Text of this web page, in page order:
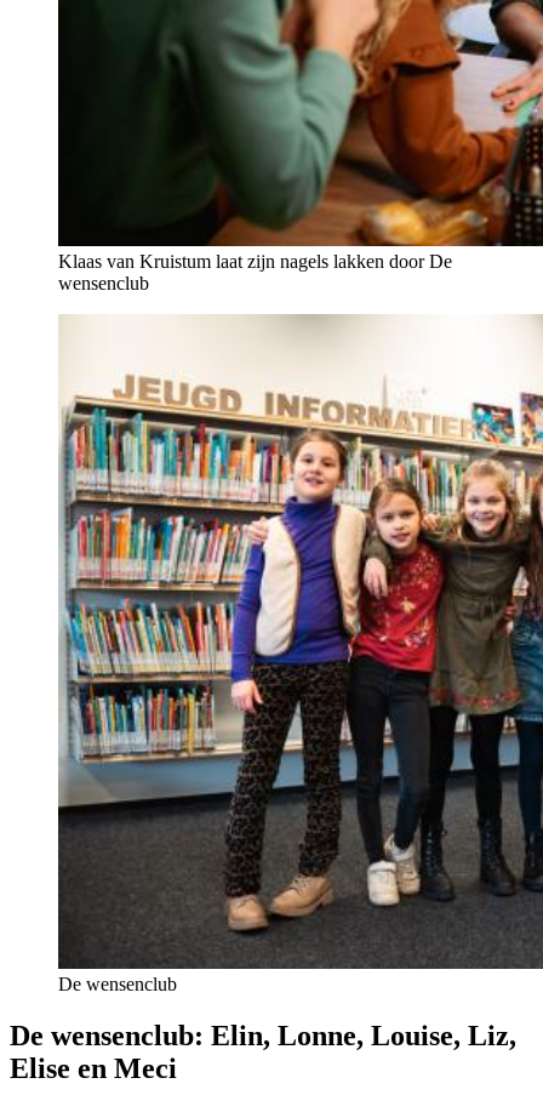
Klaas van Kruistum laat zijn nagels lakken door De
wensenclub
De wensenclub
De wensenclub: Elin, Lonne, Louise, Liz,
Elise en Meci